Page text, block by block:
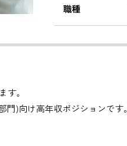
職種
す。
)向け高年収ポジションです。